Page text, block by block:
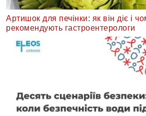
Артишок для печінки: як він діє і
рекомендують гастроентерологи